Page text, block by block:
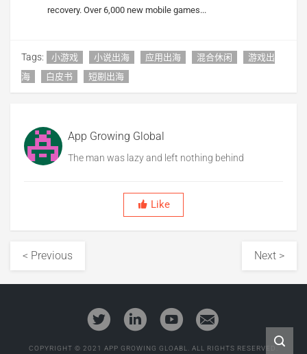
recovery. Over 6,000 new mobile games...
Tags: 小游戏 小说出海 应用出海 混合休闲
游戏出
海
白皮书 短剧出海
App Growing Global
The man was lazy and left nothing behind
Like
< Previous Next >
COPYRIGHT © 2021 APP GROWING GLOABL. ALL RIGHTS RESERVED.